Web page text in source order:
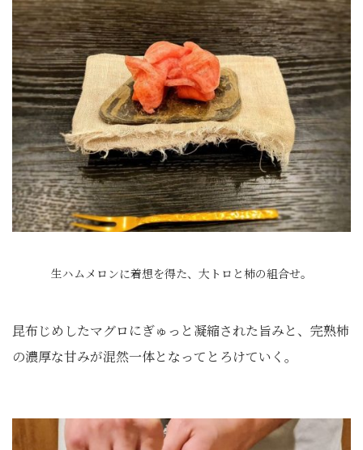
生ハムメロンに着想を得た、大トロと柿の組合せ。
昆布じめしたマグロにぎゅっと凝縮された旨みと、完熟柿
の濃厚な甘みが混然一体となってとろけていく。